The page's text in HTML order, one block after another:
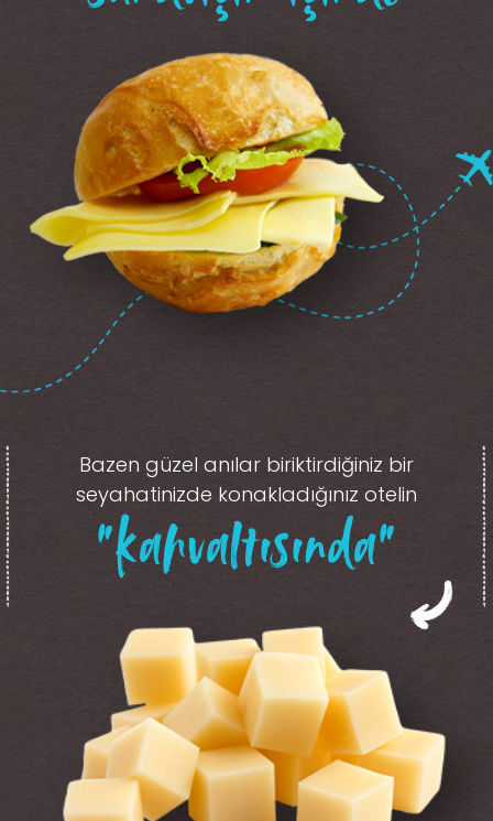
Bazen güzel anılar biriktirdiğiniz bir
seyahatinizde konakladığınız otelin
“kahvaltısında”